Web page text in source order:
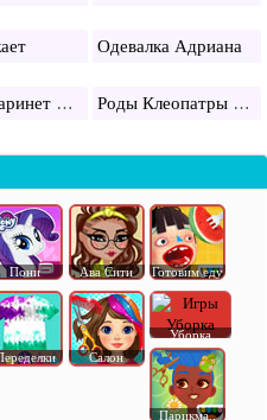
Одевалка Адриана
Кто ты Маринет или Леди Баг? Роды Клеопатры в воде
Пони Ава Сити Готовим еду
Салон
Уборка
Парикма..